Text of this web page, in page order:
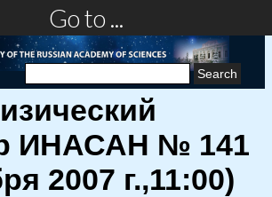
Go to ...
Search
ИНАСАН № 141
2007 г.,11:00)